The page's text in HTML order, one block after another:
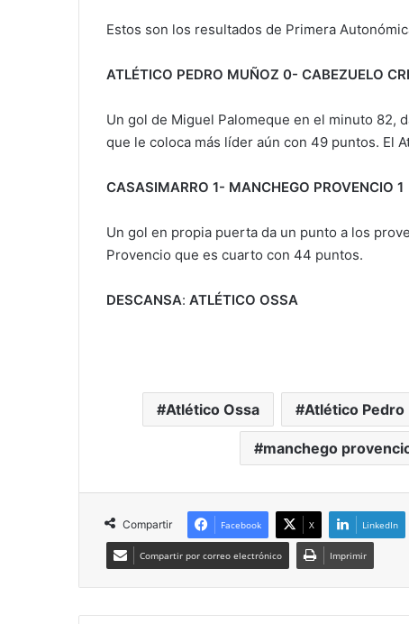
Estos son los resultados de Primera
ATLÉTICO PEDRO MUÑOZ 0- CABEZUELO
Un gol de Miguel Palomeque en el minuto 82,
que le coloca más líder aún con 49 puntos. El
CASASIMARRO 1- MANCHEGO PROVENCIO 1
Un gol en propia puerta da un punto a los
Provencio que es cuarto con 44 puntos.
DESCANSA: ATLÉTICO OSSA
Atlético Ossa Atlético Pedro
manchego
Compartir Facebook X LinkedIn
Compartir por correo electrónico Imprimir